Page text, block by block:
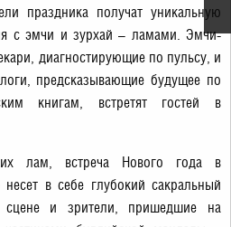
праздника получат уникальную
с эмчи и зурхай – ламами. Эмчи-
диагностирующие по пульсу, и
предсказывающие будущее по
книгам, встретят гостей в
лам, встреча Нового года в
в себе глубокий сакральный
и зрители, пришедшие на